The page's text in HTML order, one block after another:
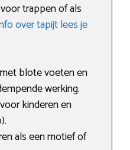
trappen of als
over tapijt lees je
blote voeten en
werking.
kinderen en
als een motief of